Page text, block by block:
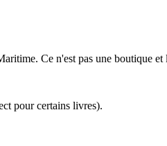
Ce n'est pas une boutique et
pour certains livres).